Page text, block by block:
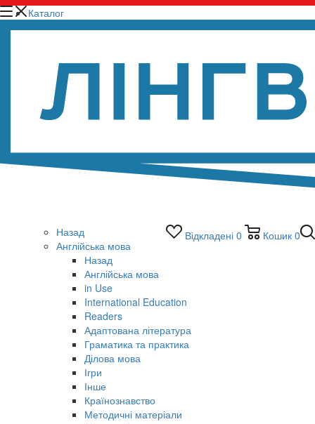
Відкладені 0 Кошик 0
Каталог
Назад
Англійська мова
Назад
Англійська мова
in Use
International Education
Readers
Адаптована література
Граматика та практика
Ділова мова
Ігри
Інше
Країнознавство
Методичні матеріали